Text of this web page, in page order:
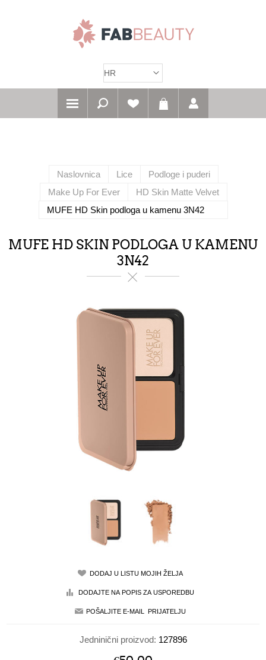
Naslovnica Lice
Podloge i puderi
Make Up For Ever
HD Skin Matte Velvet
MUFE HD Skin podloga u kamenu 3N42
MUFE HD SKIN PODLOGA U KAMENU
3N42
Jedninični proizvod: 127896